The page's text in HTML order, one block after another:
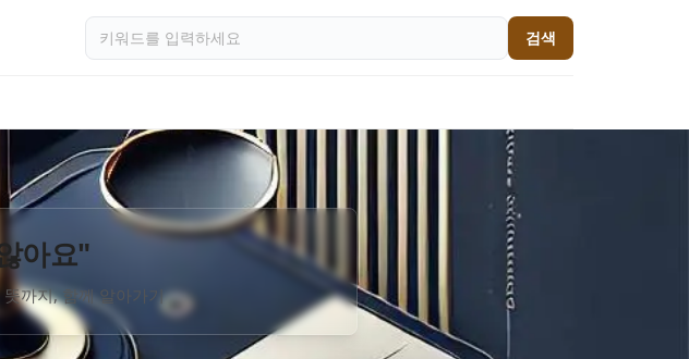
검색
아요"
까지, 함께 알아가기